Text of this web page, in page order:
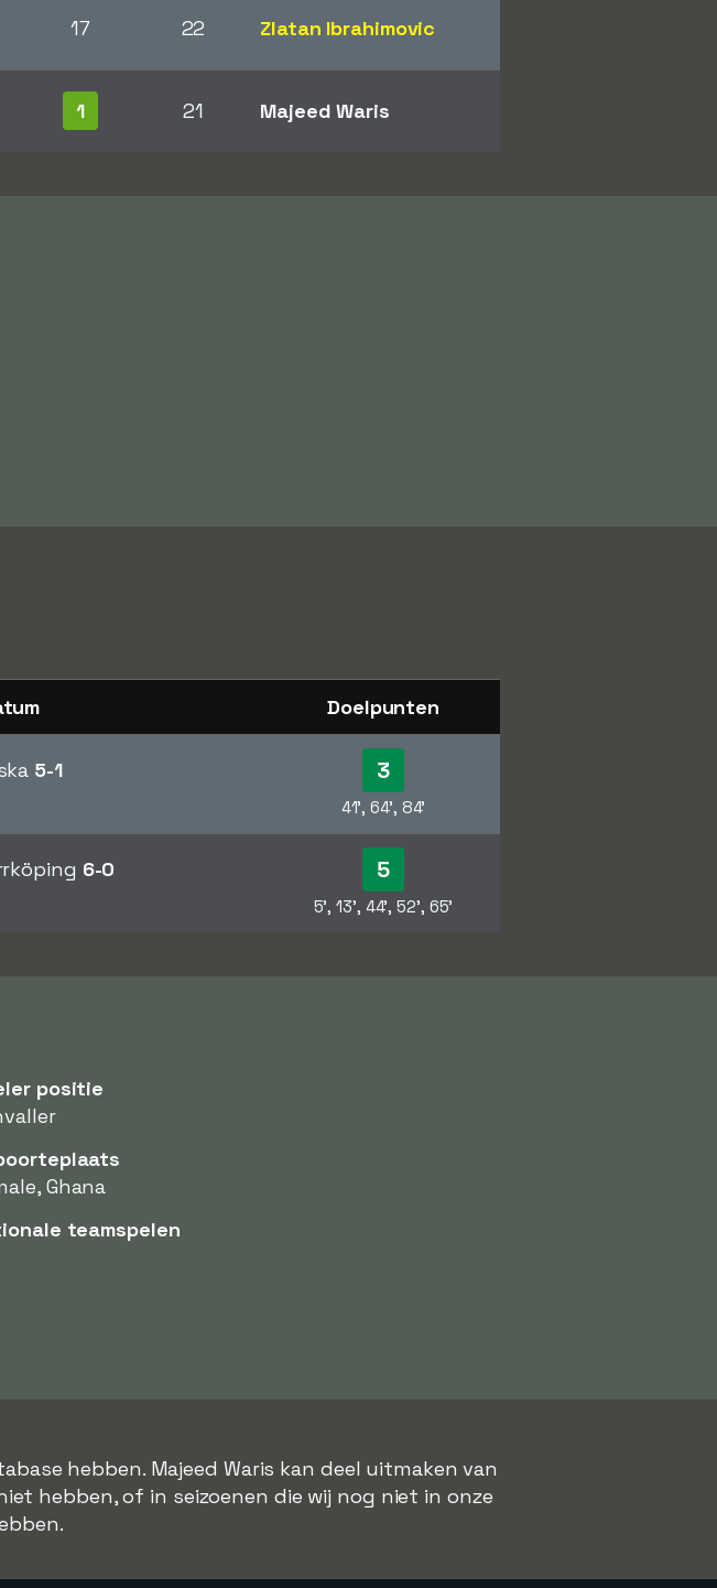
17 22 Zlatan Ibrahimovic
1 21 Majeed Waris
Doelpunten
5-1 3
41', 64', 84'
6-0 5
5', 13', 44', 52', 65'
positie
Ghana
teamspelen
hebben. Majeed Waris kan deel uitmaken van
hebben, of in seizoenen die wij nog niet in onze